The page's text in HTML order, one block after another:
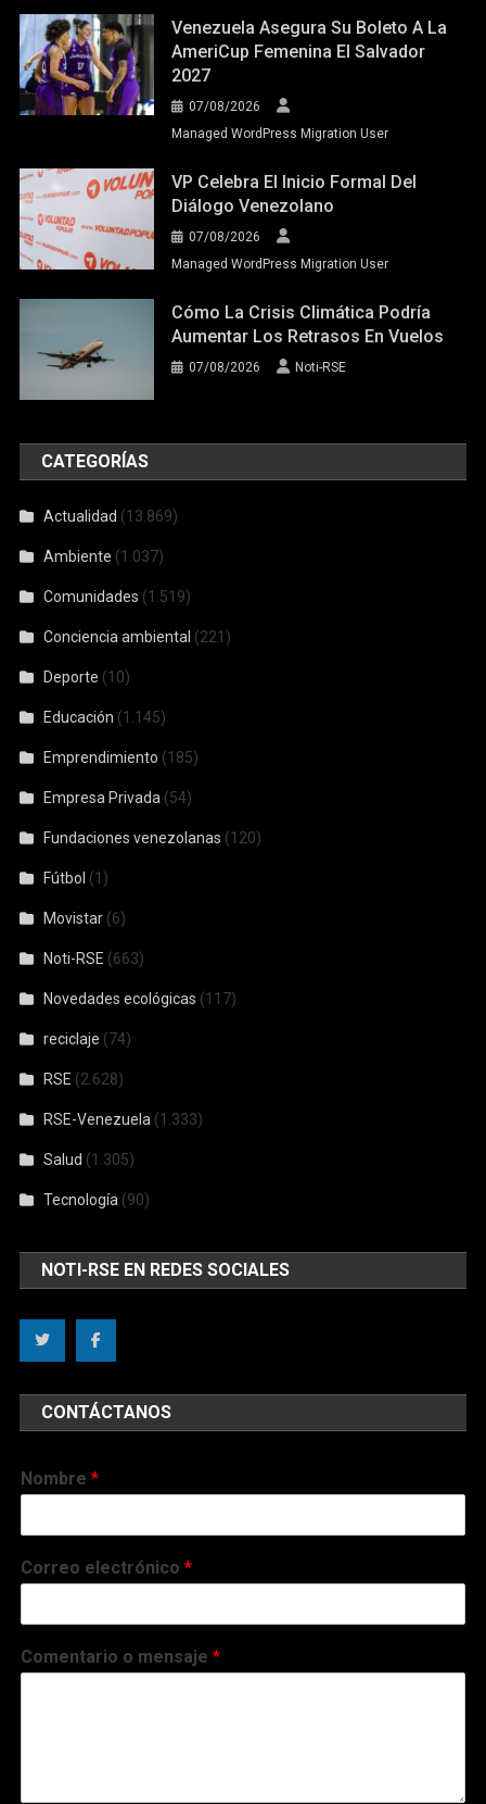
Venezuela Asegura Su Boleto A La
AmeriCup Femenina El Salvador
2027
07/08/2026
Managed WordPress Migration User
VP Celebra El Inicio Formal Del
Diálogo Venezolano
07/08/2026
Managed WordPress Migration User
Cómo La Crisis Climática Podría
Aumentar Los Retrasos En Vuelos
07/08/2026 Noti-RSE
CATEGORÍAS
Actualidad (13.869)
Ambiente (1.037)
Comunidades (1.519)
Conciencia ambiental (221)
Deporte (10)
Educación (1.145)
Emprendimiento (185)
Empresa Privada (54)
Fundaciones venezolanas (120)
Fútbol (1)
Movistar (6)
Noti-RSE (663)
Novedades ecológicas (117)
reciclaje (74)
RSE (2.628)
RSE-Venezuela (1.333)
Salud (1.305)
Tecnología (90)
NOTI-RSE EN REDES SOCIALES
CONTÁCTANOS
Nombre*
Correo electrónico*
Comentario o mensaje*